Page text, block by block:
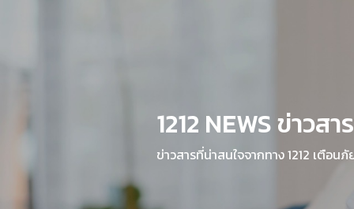
1212 NEWS ข่าวสาร
ข่าวสารที่น่าสนใจจากทาง 1212 เตือ